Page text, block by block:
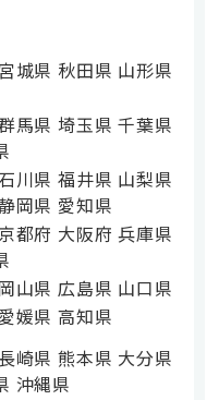
宮城県 秋田県 山形県
馬県 埼玉県 千葉県
川県 福井県 山梨県
岡県 愛知県
都府 大阪府 兵庫県
岡山県 広島県 山口県
愛媛県 高知県
長崎県 熊本県 大分県
沖縄県